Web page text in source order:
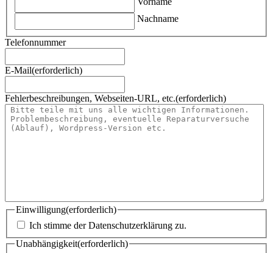
Nachname
Telefonnummer
E-Mail(erforderlich)
Fehlerbeschreibungen, Webseiten-URL, etc.(erforderlich)
Einwilligung(erforderlich)
Ich stimme der Datenschutzerklärung zu.
Unabhängigkeit(erforderlich)